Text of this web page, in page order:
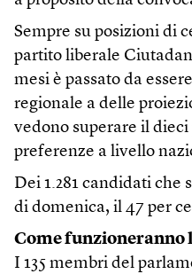
Sempre su posizioni di
partito liberale
mesi è passato da
regionale a delle
vedono superare il
preferenze a livello
Dei 1.281 candidati che
di domenica, il 47 per
Come funzioneranno
I 135 membri del